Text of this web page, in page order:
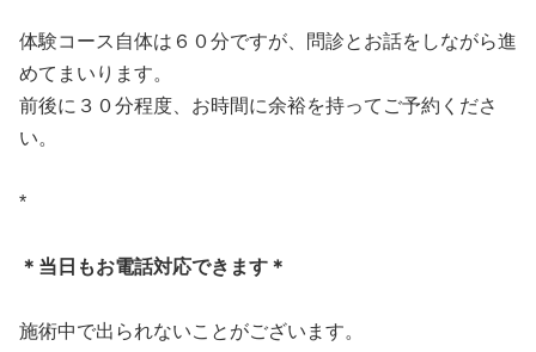
体験コース自体は６０分ですが、問診とお話をしながら進
めてまいります。
前後に３０分程度、お時間に余裕を持ってご予約くださ
い。
*
＊当日もお電話対応できます＊
施術中で出られないことがございます。